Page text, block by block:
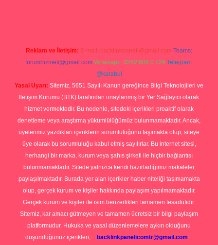
Reklam ve İletişim: E-mail: backlinkpaneli@gmail.com Teams:
forumhizmeti@gmail.com Whatsapp: 0262 606 0 726 Telegram:
@karabul
Yasal Uyarı: Sitemiz, 5651 Sayılı Kanun gereğince Bilgi Teknolojileri ve
İletişim Kurumu (BTK) tarafından onaylanmış bir Yer Sağlayıcı olarak
hizmet vermektedir. Bu nedenle, sitedeki içerikleri proaktif olarak
denetleme veya araştırma yükümlülüğümüz bulunmamaktadır. Ancak,
üyelerimiz yazdıkları içeriklerin sorumluluğunu taşımakta olup, siteye
üye olarak bu sorumluluğu kabul etmiş sayılırlar. Bu internet sitesi,
herhangi bir marka, kurum veya şahıs şirketi ile hiçbir bağlantısı
bulunmamaktadır. Sitede yalnızca kendi hazırladığımız makaleler
paylaşılmaktadır. Burada yer alan içerikler haber niteliği taşımamakta
olup, gerçek kurum ve kişiler hakkında paylaşım yapılmamaktadır.
Gerçek kurum ve kişiler ile isim benzerlikleri tamamen tesadüfidir.
Sitemiz, kar amacı gütmeyen ve tamamen ücretsiz bir bilgi paylaşım
platformudur. Hukuka ve yasal düzenlemelere aykırı olduğunu
düşündüğünüz içerikleri,
backlinkpanelicomtr@gmail.com